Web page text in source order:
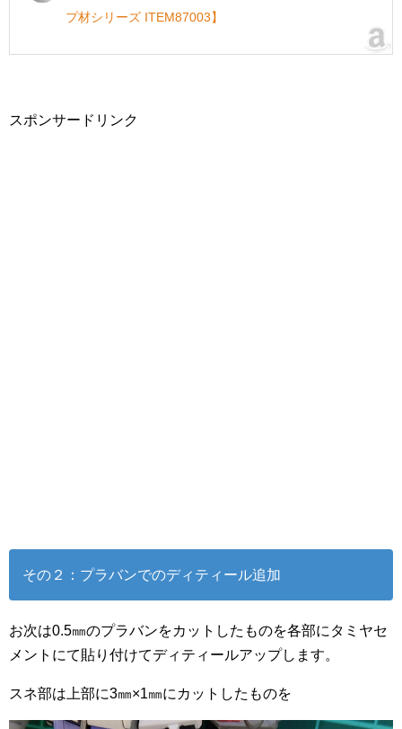
プ材シリーズ ITEM87003】
スポンサードリンク
その２：プラバンでのディティール追加
お次は0.5㎜のプラバンをカットしたものを各部にタミヤセ
メントにて貼り付けてディティールアップします。
スネ部は上部に3㎜×1㎜にカットしたものを